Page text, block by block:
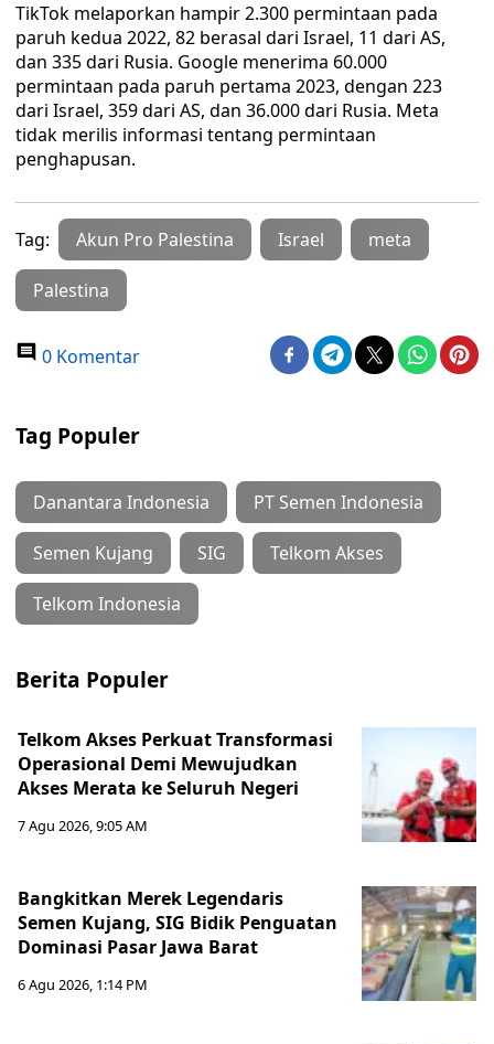
TikTok melaporkan hampir 2.300 permintaan pada
paruh kedua 2022, 82 berasal dari Israel, 11 dari AS,
dan 335 dari Rusia. Google menerima 60.000
permintaan pada paruh pertama 2023, dengan 223
dari Israel, 359 dari AS, dan 36.000 dari Rusia. Meta
tidak merilis informasi tentang permintaan
penghapusan.
Tag: Akun Pro Palestina Israel meta
Palestina
0 Komentar
Tag Populer
Danantara Indonesia PT Semen Indonesia
Semen Kujang SIG Telkom Akses
Telkom Indonesia
Berita Populer
Telkom Akses Perkuat Transformasi
Operasional Demi Mewujudkan
Akses Merata ke Seluruh Negeri
7 Agu 2026, 9:05 AM
Bangkitkan Merek Legendaris
Semen Kujang, SIG Bidik Penguatan
Dominasi Pasar Jawa Barat
6 Agu 2026, 1:14 PM